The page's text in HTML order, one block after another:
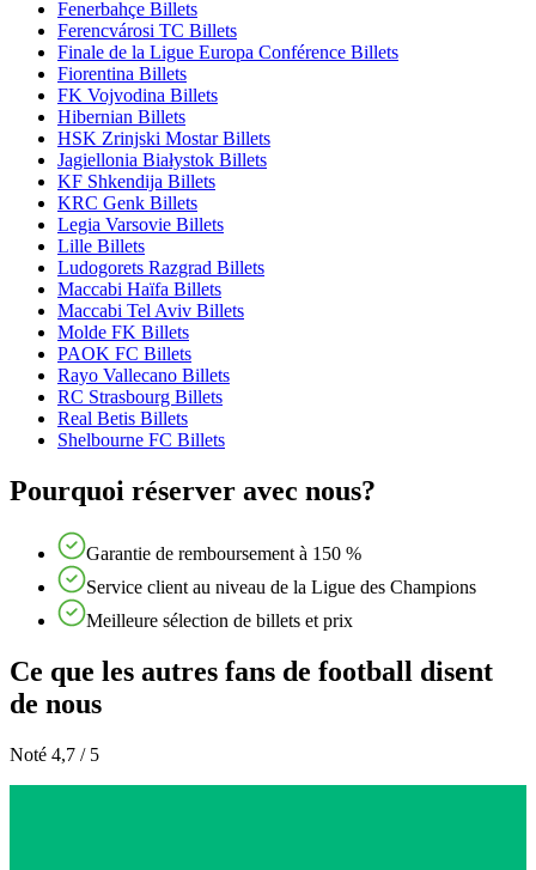
Fenerbahçe Billets
Ferencvárosi TC Billets
Finale de la Ligue Europa Conférence Billets
Fiorentina Billets
FK Vojvodina Billets
Hibernian Billets
HSK Zrinjski Mostar Billets
Jagiellonia Białystok Billets
KF Shkendija Billets
KRC Genk Billets
Legia Varsovie Billets
Lille Billets
Ludogorets Razgrad Billets
Maccabi Haïfa Billets
Maccabi Tel Aviv Billets
Molde FK Billets
PAOK FC Billets
Rayo Vallecano Billets
RC Strasbourg Billets
Real Betis Billets
Shelbourne FC Billets
Pourquoi réserver avec nous?
Garantie de remboursement à 150 %
Service client au niveau de la Ligue des Champions
Meilleure sélection de billets et prix
Ce que les autres fans de football disent
de nous
Noté 4,7 / 5